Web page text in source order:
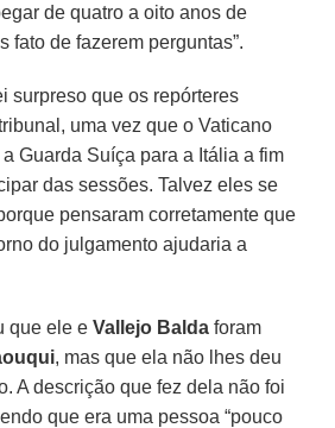
de quatro a oito anos de
fato de fazerem perguntas”.
surpreso que os repórteres
uma vez que o Vaticano
Guarda Suíça para a Itália a fim
das sessões. Talvez eles se
pensaram corretamente que
do julgamento ajudaria a
que ele eVallejo Balda foram
, mas que ela não lhes deu
A descrição que fez dela não foi
que era uma pessoa “pouco